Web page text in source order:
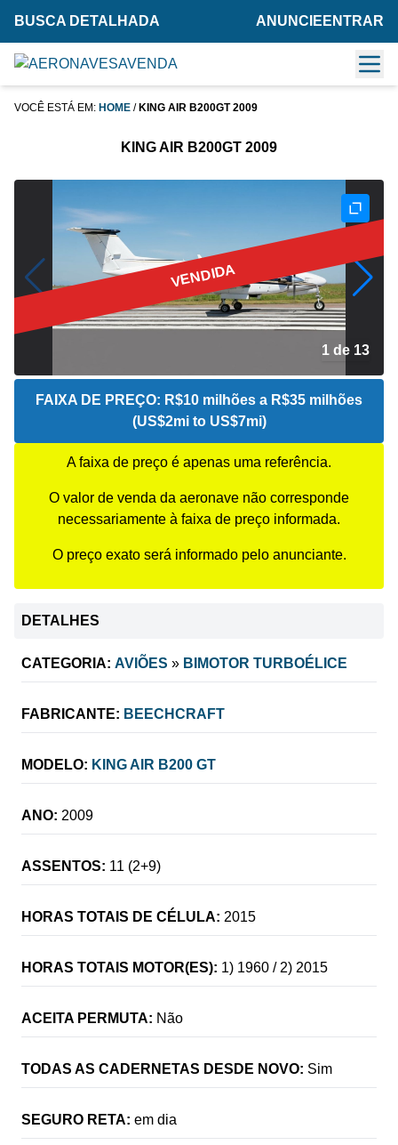
BUSCA DETALHADA ANUNCIE ENTRAR
VOCÊ ESTÁ EM: HOME / KING AIR B200GT 2009
KING AIR B200GT 2009
VENDIDA
2 de 13
FAIXA DE PREÇO: R$10 milhões a R$35 milhões
(US$2mi to US$7mi)
A faixa de preço é apenas uma referência.
O valor de venda da aeronave não corresponde
necessariamente à faixa de preço informada.
O preço exato será informado pelo anunciante.
DETALHES
CATEGORIA: AVIÕES » BIMOTOR TURBOÉLICE
FABRICANTE: BEECHCRAFT
MODELO: KING AIR B200 GT
ANO: 2009
ASSENTOS: 11 (2+9)
HORAS TOTAIS DE CÉLULA: 2015
HORAS TOTAIS MOTOR(ES): 1) 1960 / 2) 2015
ACEITA PERMUTA: Não
TODAS AS CADERNETAS DESDE NOVO: Sim
SEGURO RETA: em dia